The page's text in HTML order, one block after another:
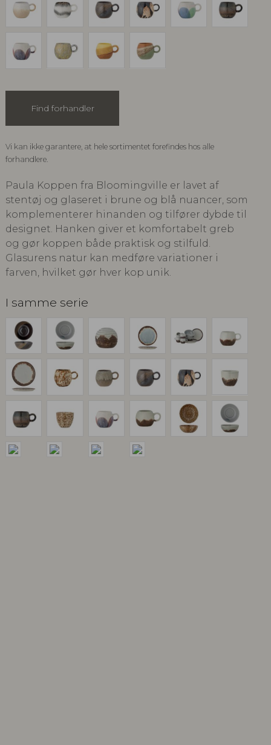
Find forhandler
Vi kan ikke garantere, at hele sortimentet forefindes hos alle
forhandlere.
Paula Koppen fra Bloomingville er lavet af
stentøj og glaseret i brune og blå nuancer, som
komplementerer hinanden og tilfører dybde til
designet. Hanken giver et komfortabelt greb
og gør koppen både praktisk og stilfuld.
Glasurens natur kan medføre variationer i
farven, hvilket gør hver kop unik.
I samme serie